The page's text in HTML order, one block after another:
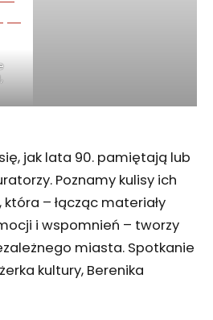
jak lata 90. pamiętają lub
Poznamy kulisy ich
– łącząc materiały
i wspomnień – tworzy
miasta. Spotkanie
kultury, Berenika